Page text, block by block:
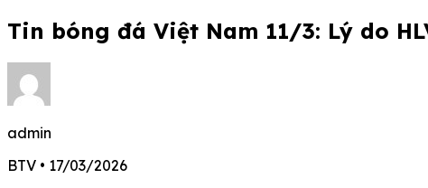
Tin bóng đá Việt Nam 11/3: Lý do
admin
BTV • 17/03/2026